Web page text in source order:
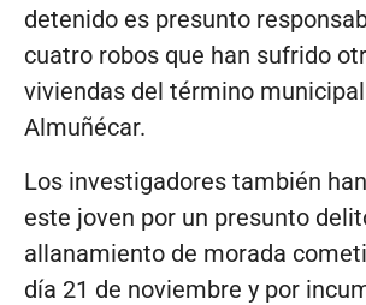
detenido es presunto
cuatro robos que han sufrido
viviendas del término
Almuñécar.
Los investigadores también
este joven por un presunto
allanamiento de morada
día 21 de noviembre y por